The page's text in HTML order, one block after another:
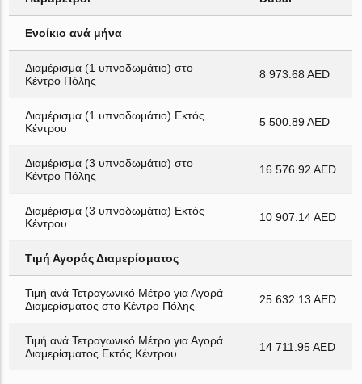
Ενοίκιο ανά μήνα
Διαμέρισμα (1 υπνοδωμάτιο) στο
Κέντρο Πόλης
8 973.68 AED
Διαμέρισμα (1 υπνοδωμάτιο) Εκτός
Κέντρου
5 500.89 AED
Διαμέρισμα (3 υπνοδωμάτια) στο
Κέντρο Πόλης
16 576.92 AED
Διαμέρισμα (3 υπνοδωμάτια) Εκτός
Κέντρου
10 907.14 AED
Τιμή Αγοράς Διαμερίσματος
Τιμή ανά Τετραγωνικό Μέτρο για Αγορά
Διαμερίσματος στο Κέντρο Πόλης
25 632.13 AED
Τιμή ανά Τετραγωνικό Μέτρο για Αγορά
Διαμερίσματος Εκτός Κέντρου
14 711.95 AED